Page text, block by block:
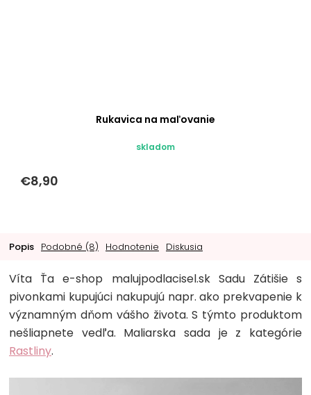
Rukavica na maľovanie
skladom
€8,90
Popis Podobné (8) Hodnotenie Diskusia
Víta Ťa e-shop malujpodlacisel.sk Sadu Zátišie s
pivonkami kupujúci nakupujú napr. ako prekvapenie k
významným dňom vášho života. S týmto produktom
nešliapnete vedľa. Maliarska sada je z kategórie
Rastliny.